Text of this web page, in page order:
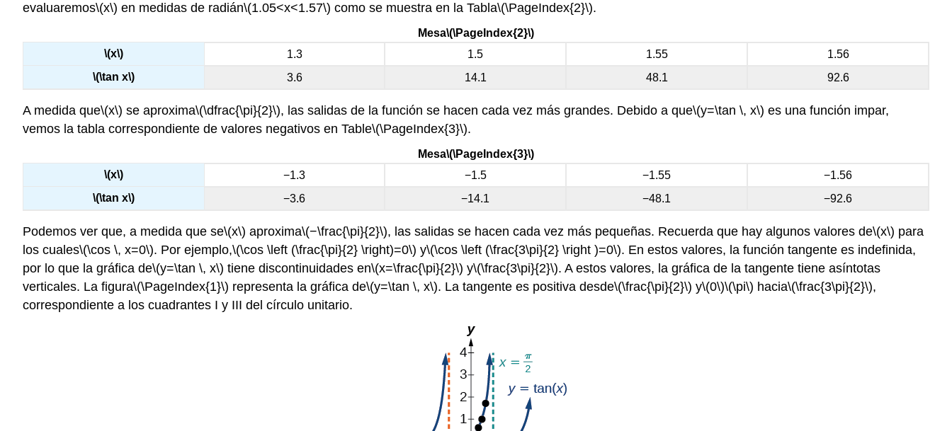
evaluaremos\(x\) en medidas de radián\(1.05<x<1.57\) como se muestra en la Tabla\(\PageIndex{2}\).
Mesa\(\PageIndex{2}\)
\(x\)
1.3 1.5 1.55
1.56
\(\tan x\)
3.6 14.1 48.1 92.6
A medida que\(x\) se aproxima\(\dfrac{\pi}{2}\), las salidas de la función se hacen cada vez más grandes. Debido a que\(y=\tan \, x\) es una función impar,
vemos la tabla correspondiente de valores negativos en Table\(\PageIndex{3}\).
Mesa\(\PageIndex{3}\)
\(x\)
−1.3 −1.5 −1.55
−1.56
\(\tan x\)
−3.6 −14.1 −48.1 −92.6
Podemos ver que, a medida que se\(x\) aproxima\(−\frac{\pi}{2}\), las salidas se hacen cada vez más pequeñas. Recuerda que hay algunos valores de\(x\) para
los cuales\(\cos \, x=0\). Por ejemplo,\(\cos \left (\frac{\pi}{2} \right)=0\) y\(\cos \left (\frac{3\pi}{2} \right )=0\). En estos valores, la función tangente es indefinida,
por lo que la gráfica de\(y=\tan \, x\) tiene discontinuidades en\(x=\frac{\pi}{2}\) y\(\frac{3\pi}{2}\). A estos valores, la gráfica de la tangente tiene asíntotas
verticales. La figura\(\PageIndex{1}\) representa la gráfica de\(y=\tan \, x\). La tangente es positiva desde\(\frac{\pi}{2}\) y\(0\)\(\pi\) hacia\(\frac{3\pi}{2}\),
correspondiente a los cuadrantes I y III del círculo unitario.